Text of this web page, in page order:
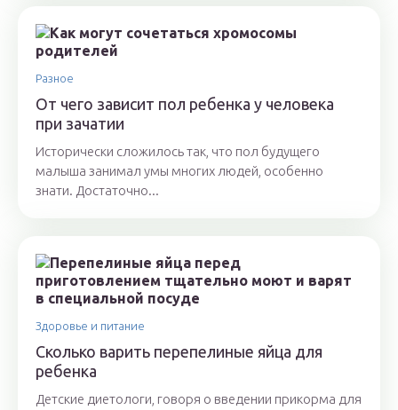
Разное
От чего зависит пол ребенка у человека
при зачатии
Исторически сложилось так, что пол будущего
малыша занимал умы многих людей, особенно
знати. Достаточно...
Здоровье и питание
Сколько варить перепелиные яйца для
ребенка
Детские диетологи, говоря о введении прикорма для